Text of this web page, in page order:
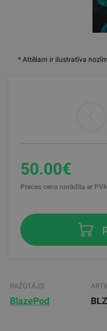
* Attēlam ir ilustratīva
50.00€
Preces cena norādīta ar
RAŽOTĀJS
BlazePod